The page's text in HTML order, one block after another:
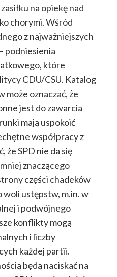
na opiekę nad
chorymi. Wśród
z najważniejszych
podniesienia
które
CDU/CSU. Katalog
może oznaczać, że
jest do zawarcia
mają uspokoić
współpracy z
że SPD nie da się
znaczącego
części chadeków
woli ustępstw, m.in. w
i podwójnego
konflikty mogą
i liczby
każdej partii.
będą naciskać na